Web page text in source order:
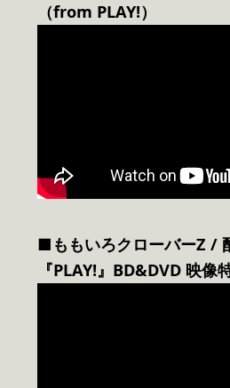
（from PLAY!）
■ももいろクローバーZ /
『PLAY!』BD&DVD 映像